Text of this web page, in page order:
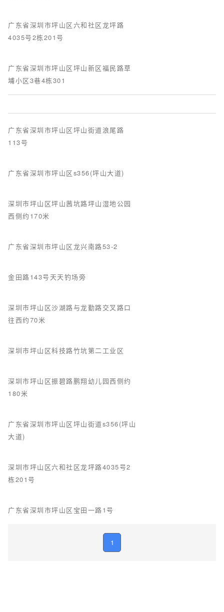
广东省深圳市坪山区六和社区龙坪路
4035号2栋201号
广东省深圳市坪山区坪山新区福民路草
埔小区3巷4栋301
广东省深圳市坪山区坪山街道浪尾路
113号
广东省深圳市坪山区s356(坪山大道)
深圳市坪山区坪山茜坑路坪山湿地公园
西侧约170米
广东省深圳市坪山区龙兴南路53-2
金田路143号天天钓场旁
深圳市坪山区沙湖路与龙勤路交叉路口
往西约70米
深圳市坪山区科技路竹坑第二工业区
深圳市坪山区振碧路鹏翔幼儿园西侧约
180米
广东省深圳市坪山区坪山街道s356(坪山
大道)
深圳市坪山区六和社区龙坪路4035号2
栋201号
广东省深圳市坪山区宝田一路1号
1